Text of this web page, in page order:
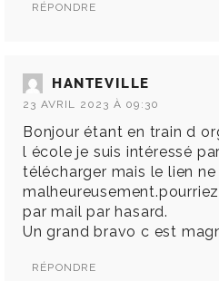
RÉPONDRE
HANTEVILLE
23 AVRIL 2023 À 09:30
Bonjour étant en train d
l école je suis intéressé
télécharger mais le lien
par mail par hasard.
Un grand bravo c est
RÉPONDRE